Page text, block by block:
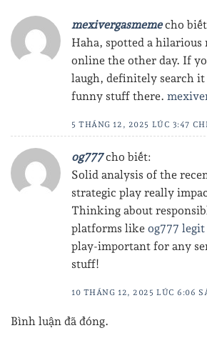
mexivergasmeme cho
Haha, spotted a hilarious
online the other day. If
laugh, definitely search it
funny stuff there.
5 THÁNG 12, 2025 LÚC 3:47
og777 cho biết:
Solid analysis of the
strategic play really
Thinking about
platforms like og777 legit
play-important for any
stuff!
10 THÁNG 12, 2025 LÚC 6:06
Bình luận đã đóng.